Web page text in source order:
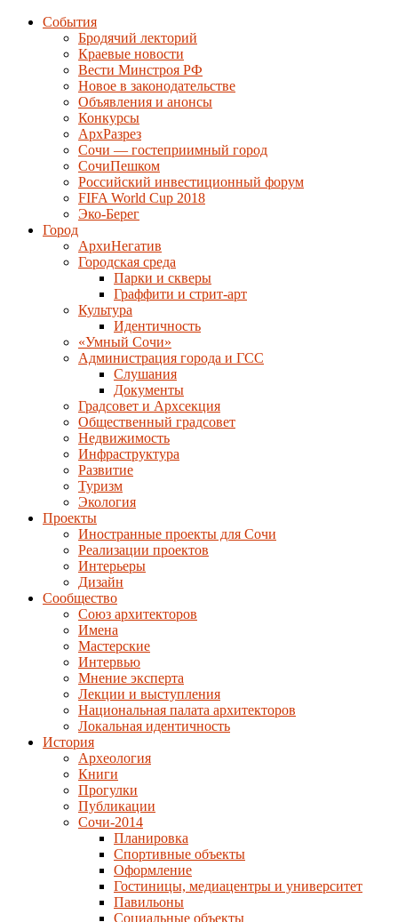
События
Бродячий лекторий
Краевые новости
Вести Минстроя РФ
Новое в законодательстве
Объявления и анонсы
Конкурсы
АрхРазрез
Сочи — гостеприимный город
СочиПешком
Российский инвестиционный форум
FIFA World Cup 2018
Эко-Берег
Город
АрхиНегатив
Городская среда
Парки и скверы
Граффити и стрит-арт
Культура
Идентичность
«Умный Сочи»
Администрация города и ГСС
Слушания
Документы
Градсовет и Архсекция
Общественный градсовет
Недвижимость
Инфраструктура
Развитие
Туризм
Экология
Проекты
Иностранные проекты для Сочи
Реализации проектов
Интерьеры
Дизайн
Сообщество
Союз архитекторов
Имена
Мастерские
Интервью
Мнение эксперта
Лекции и выступления
Национальная палата архитекторов
Локальная идентичность
История
Археология
Книги
Прогулки
Публикации
Сочи-2014
Планировка
Спортивные объекты
Оформление
Гостиницы, медиацентры и университет
Павильоны
Социальные объекты